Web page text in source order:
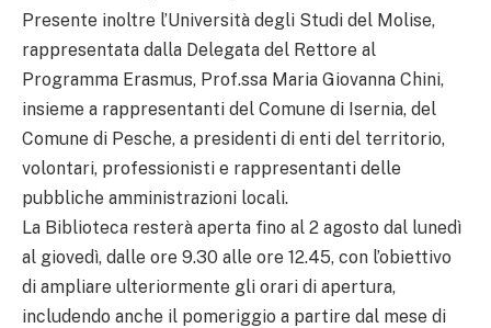
Presente inoltre l’Università degli Studi del Molise,
rappresentata dalla Delegata del Rettore al
Programma Erasmus, Prof.ssa Maria Giovanna Chini,
insieme a rappresentanti del Comune di Isernia, del
Comune di Pesche, a presidenti di enti del territorio,
volontari, professionisti e rappresentanti delle
pubbliche amministrazioni locali.
La Biblioteca resterà aperta fino al 2 agosto dal lunedì
al giovedì, dalle ore 9.30 alle ore 12.45, con l’obiettivo
di ampliare ulteriormente gli orari di apertura,
includendo anche il pomeriggio a partire dal mese di